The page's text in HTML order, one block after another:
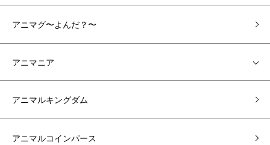
アニマグ〜よんだ？〜
アニマニア
アニマルキングダム
アニマルコインパース